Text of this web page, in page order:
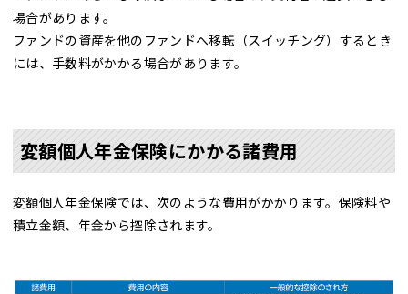
場合があります。
ファンドの資産を他のファンドへ移転（スイッチング）するとき
には、手数料がかかる場合があります。
変額個人年金保険にかかる諸費用
変額個人年金保険では、次のような費用がかかります。保険料や
積立金額、年金から控除されます。